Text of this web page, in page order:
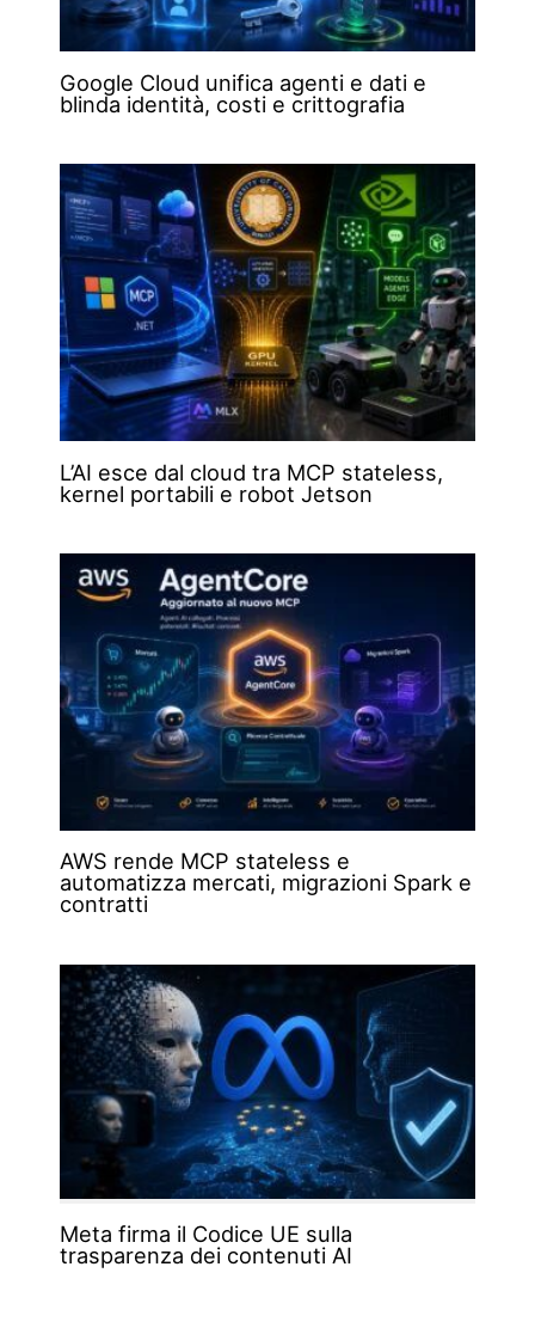
Google Cloud unifica agenti e dati e
blinda identità, costi e crittografia
L’AI esce dal cloud tra MCP stateless,
kernel portabili e robot Jetson
AWS rende MCP stateless e
automatizza mercati, migrazioni Spark e
contratti
Meta firma il Codice UE sulla
trasparenza dei contenuti AI